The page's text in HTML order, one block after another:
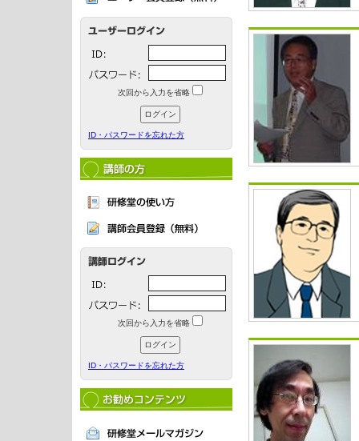
次回から入力を省略
ID・パスワードを忘れた方
次回から入力を省略
ID・パスワードを忘れた方